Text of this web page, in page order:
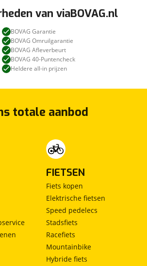
van viaBOVAG.nl
BOVAG Garantie
BOVAG Omruilgarantie
BOVAG Afleverbeurt
BOVAG 40-Puntencheck
Heldere all-in prijzen
totale aanbod
FIETSEN
Fiets kopen
Elektrische fietsen
Speed pedelecs
Stadsfiets
Racefiets
Mountainbike
Hybride fiets